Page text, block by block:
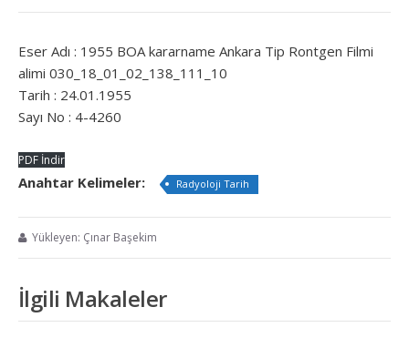
Eser Adı : 1955 BOA kararname Ankara Tip Rontgen Filmi
alimi 030_18_01_02_138_111_10
Tarih : 24.01.1955
Sayı No : 4-4260
PDF İndir
Anahtar Kelimeler: Radyoloji Tarih
Yükleyen: Çınar Başekim
İlgili Makaleler